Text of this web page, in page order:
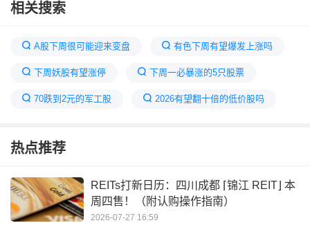
相关搜索
A股下周很可能迎来变盘 有色下周有望爆发上涨吗
下周妖股有望涨停 下周一必暴涨的5只股票
70跌到2元的军工股 2026有望翻十倍的低价股吗
下周一将有暴涨可能
雷电微力下周有没有利好消息出来
下周一必大涨的板块 2026有望50倍大妖股
热点推荐
REITs打新日历：四川成都 ⌈锦江 REIT⌋ 本
周四售！（附认购操作指南）
2026-07-27 16:59